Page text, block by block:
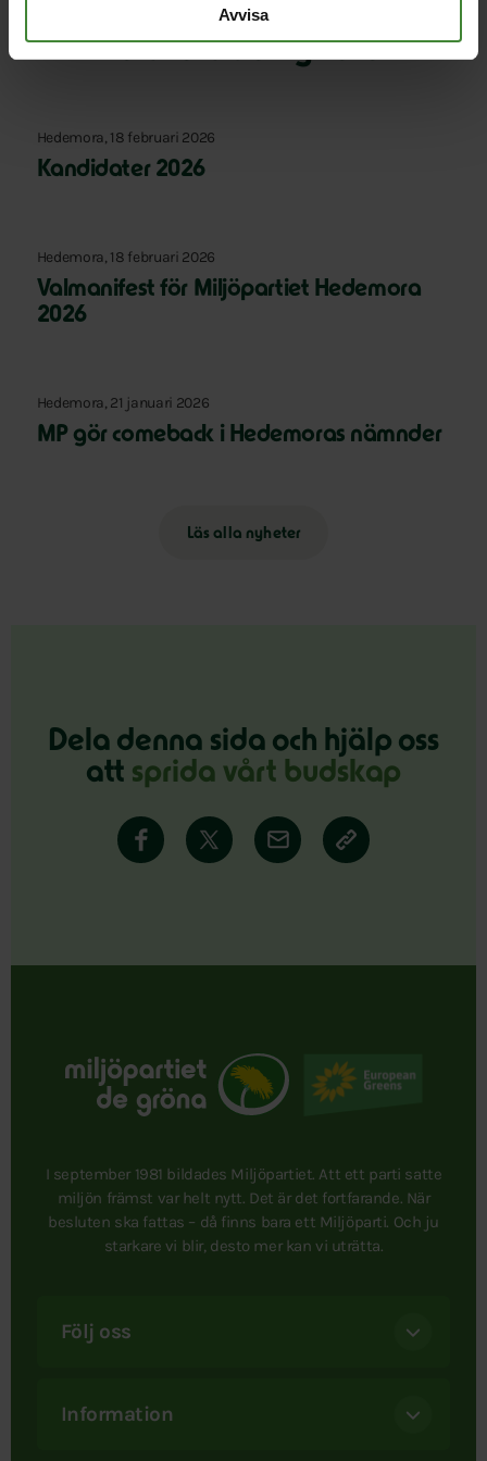
Avvisa
Relaterade nyheter
Hedemora, 18 februari 2026
Kandidater 2026
Hedemora, 18 februari 2026
Valmanifest för Miljöpartiet Hedemora
2026
Hedemora, 21 januari 2026
MP gör comeback i Hedemoras nämnder
Läs alla nyheter
Dela denna sida och hjälp oss
att sprida vårt budskap
I september 1981 bildades Miljöpartiet. Att ett parti satte
miljön främst var helt nytt. Det är det fortfarande. När
besluten ska fattas – då finns bara ett Miljöparti. Och ju
starkare vi blir, desto mer kan vi uträtta.
Följ oss
Information